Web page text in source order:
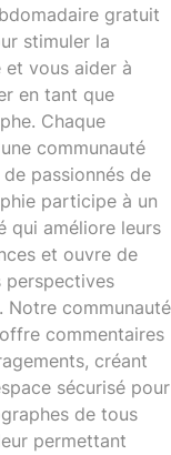
gratuit
stimuler la
vous aider à
en tant que
Chaque
communauté
passionnés de
participe à un
qui améliore leurs
et ouvre de
perspectives
Notre communauté
commentaires
créant
sécurisé pour
de tous
permettant